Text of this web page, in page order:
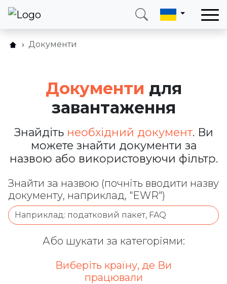
Зателефонуйте мені
Телефон
+38 (066) 002 90 99
Електронна пошта
ukraine@neotax.eu
Документи для завантаження
Документи
Документи для
завантаження
Знайдіть необхідний документ. Ви
можете знайти документи за
назвою або використовуючи фільтр.
Знайти за назвою (почніть вводити назву
документу, наприклад, "EWR")
Або шукати за категоріями:
Виберіть країну, де Ви
працювали